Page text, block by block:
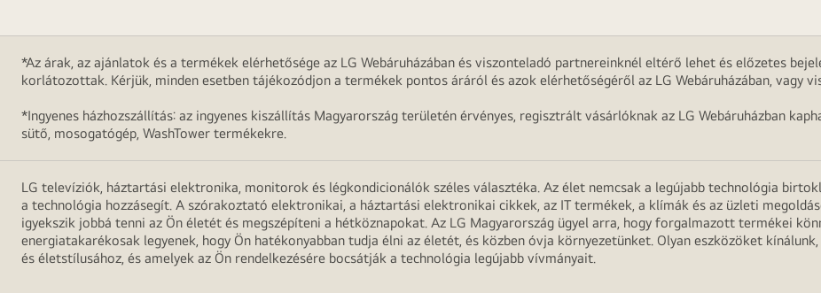
*Az árak, az ajánlatok és a termékek elérhetősége az LG Webáruházában és viszonteladó partnereinknél eltérő lehet és előzetes
korlátozottak. Kérjük, minden esetben tájékozódjon a termékek pontos áráról és azok elérhetőségéről az LG Webáruházában, vagy
*Ingyenes házhozszállítás: az ingyenes kiszállítás Magyarország területén érvényes, regisztrált vásárlóknak az LG Webáruházban
sütő, mosogatógép, WashTower termékekre.
LG televíziók, háztartási elektronika, monitorok és légkondicionálók széles választéka. Az élet nemcsak a legújabb technológia
a technológia hozzásegít. A szórakoztató elektronikai, a háztartási elektronikai cikkek, az IT termékek, a klímák és az üzleti
igyekszik jobbá tenni az Ön életét és megszépíteni a hétköznapokat. Az LG Magyarország ügyel arra, hogy forgalmazott termékei
energiatakarékosak legyenek, hogy Ön hatékonyabban tudja élni az életét, és közben óvja környezetünket. Olyan eszközöket
és életstílusához, és amelyek az Ön rendelkezésére bocsátják a technológia legújabb vívmányait.